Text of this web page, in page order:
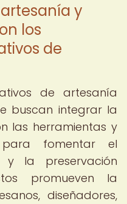
y
los
de
de artesanía
buscan integrar la
las herramientas y
para fomentar el
y la preservación
promueven la
diseñadores,